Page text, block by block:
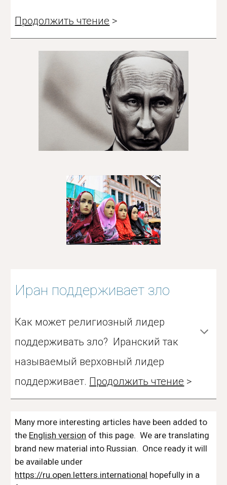
Продолжить чтение >
Иран поддерживает зло
Как может религиозный лидер
поддерживать зло? Иранский так
называемый верховный лидер
поддерживает. Продолжить чтение >
Many more interesting articles have been added to
the English version of this page. We are translating
brand new material into Russian. Once ready it will
be available under
https://ru.open.letters.international hopefully in a